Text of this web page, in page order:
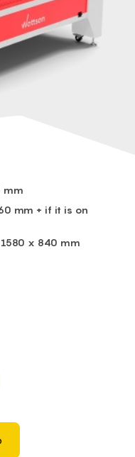
mm
mm + if it is on
x 840 mm